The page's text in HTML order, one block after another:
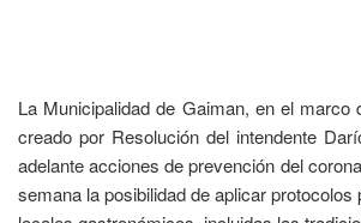
La Municipalidad de Gaiman, en el marco
creado por Resolución del intendente
adelante acciones de prevención del
semana la posibilidad de aplicar protocolos